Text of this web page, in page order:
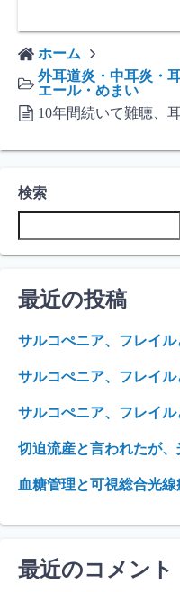
ホーム
外耳道炎・中耳炎・
エール・めまい
10年間続いて難聴、
検索
最近の投稿
サルコぺニア、フレイ
サルコぺニア、フレイ
サルコぺニア、フレイ
切迫流産と言われたが
血糖管理と可視総合光線
最近のコメント